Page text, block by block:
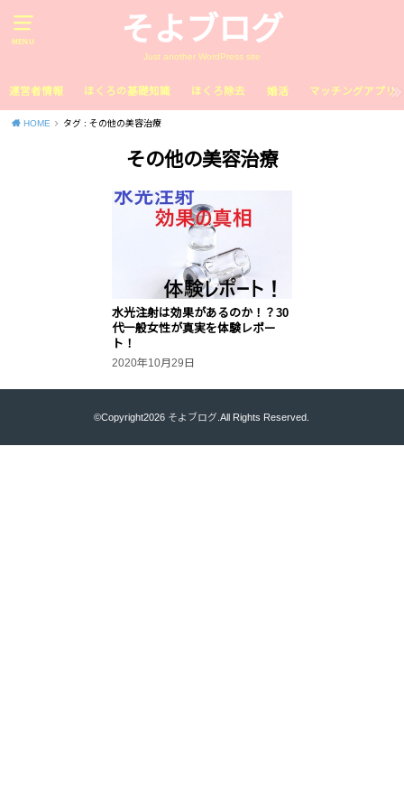
MENU そよブログ
Just another WordPress site
運営者情報 ほくろの基礎知識 ほくろ除去 婚活 マッチングアプリ
HOME タグ : その他の美容治療
その他の美容治療
水光注射は効果があるのか！？30
代一般女性が真実を体験レポー
ト！
2020年10月29日
©Copyright2026 そよブログ .All Rights Reserved.